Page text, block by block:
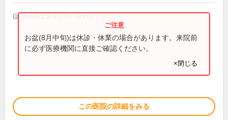
(診療時間は直接お問い合わせください)
お盆(8月中旬)は休診・休業の場合があります。来院前
に必ず医療機関に直接ご確認ください。
×閉じる
この医院の詳細をみる